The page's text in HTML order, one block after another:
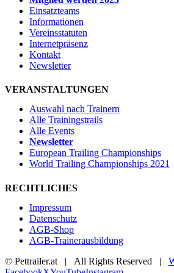
Einsatzteams
Informationen
Vereinsstatuten
Internetpräsenz
Kontakt
Newsletter
VERANSTALTUNGEN
Auswahl nach Trainern
Alle Trainingstrails
Alle Events
Newsletter
European Trailing Championships
World Trailing Championships 2021
RECHTLICHES
Impressum
Datenschutz
AGB-Shop
AGB-Trainerausbildung
© Pettrailer.at | All Rights Reserved |